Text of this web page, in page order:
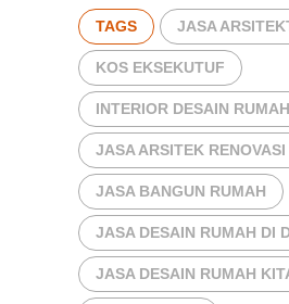
TAGS JASA
KOS EKSEKUTUF
INTERIOR DESAIN
JASA ARSITEK
JASA BANGUN RUMAH
JASA DESAIN RUMAH DI
JASA DESAIN RUMAH